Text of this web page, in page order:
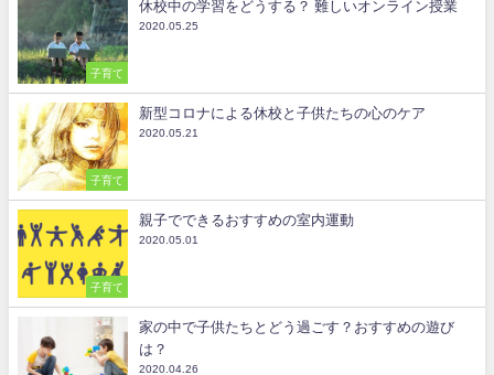
子育て
休校中の学習をどうする？ 難しいオンライン授業
2020.05.25
子育て
新型コロナによる休校と子供たちの心のケア
2020.05.21
子育て
親子でできるおすすめの室内運動
2020.05.01
家の中で子供たちとどう過ごす？おすすめの遊び
は？
2020.04.26